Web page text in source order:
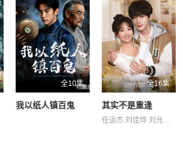
全10集
我以纸人镇百鬼
全16集
其实不是重逢
任运杰 刘佳烨 刘允儿 刘思维 吴添豪 王欣政 金子璇 黄圣依